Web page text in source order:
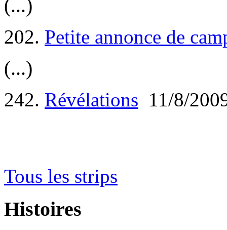
(...)
202. Petite annonce de
(...)
242. Révélations 11/8/
Tous les strips
Histoires